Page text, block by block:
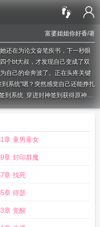
富婆姐姐你好香/著
还在为论文奋笔疾书，下一秒眼
个bt大叔，才发现自己变成了双
自己的命奔波了。正在头疼关键
系统”嗯？突然感觉自己还能挣扎
到系统 穿进封神签到获得原神技
榜的穿越到封神做散修的穿入封
章 童男童女
章 封印群魔
章 找死
章 得瑟
章 觉醒